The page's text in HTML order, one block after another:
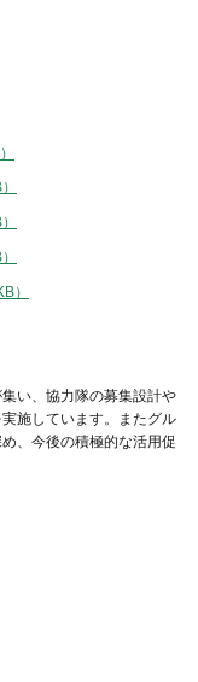
）
い、協力隊の募集設計や
施しています。またグル
、今後の積極的な活用促